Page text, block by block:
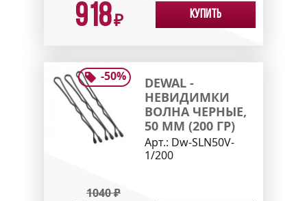
918₽ Купить
-50%
DEWAL -
НЕВИДИМКИ
ВОЛНА ЧЕРНЫЕ,
50 ММ (200 ГР)
Арт.: Dw-SLN50V-
1/200
1040₽